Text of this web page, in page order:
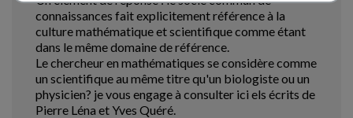
connaissances fait explicitement référence à la
culture mathématique et scientifique comme étant
dans le même domaine de référence.
Le chercheur en mathématiques se considère comme
un scientifique au même titre qu'un biologiste ou un
physicien? je vous engage à consulter ici els écrits de
Pierre Léna et Yves Quéré.